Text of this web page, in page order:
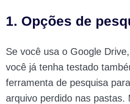
1. Opções de
Se você usa o Google
você já tenha testado
ferramenta de pesquisa
arquivo perdido nas pastas.